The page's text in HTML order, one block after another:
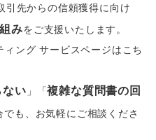
引先からの信頼獲得に向け
みをご支援いたします。
ング サービスページはこち
い 」「複雑な質問書の回
でも、お気軽にご相談くださ